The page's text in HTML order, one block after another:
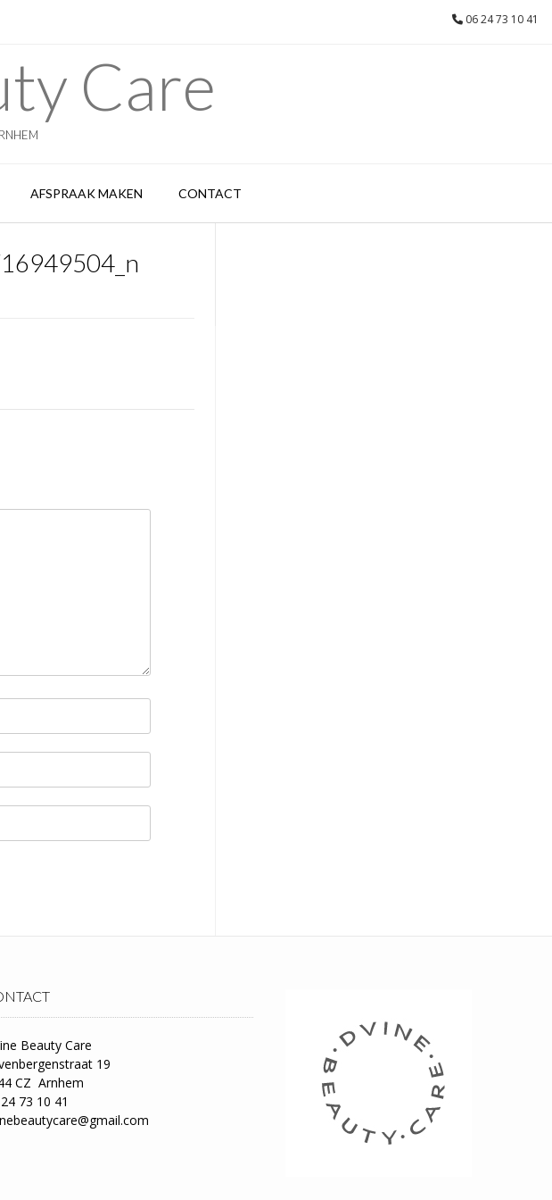
06 24 73 10 41
Care
AFSPRAAK MAKEN CONTACT
Beauty Care
19
CZ Arnhem
73 10 41